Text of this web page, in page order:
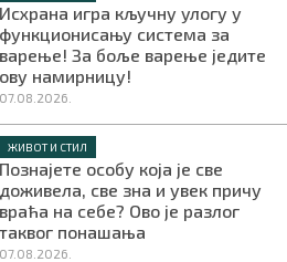
Исхрана игра кључну улогу у
функционисању система за
варење! За боље варење једите
ову намирницу!
07.08.2026.
ЖИВОТ И СТИЛ
Познајете особу која је све
доживела, све зна и увек причу
враћа на себе? Ово је разлог
таквог понашања
07.08.2026.